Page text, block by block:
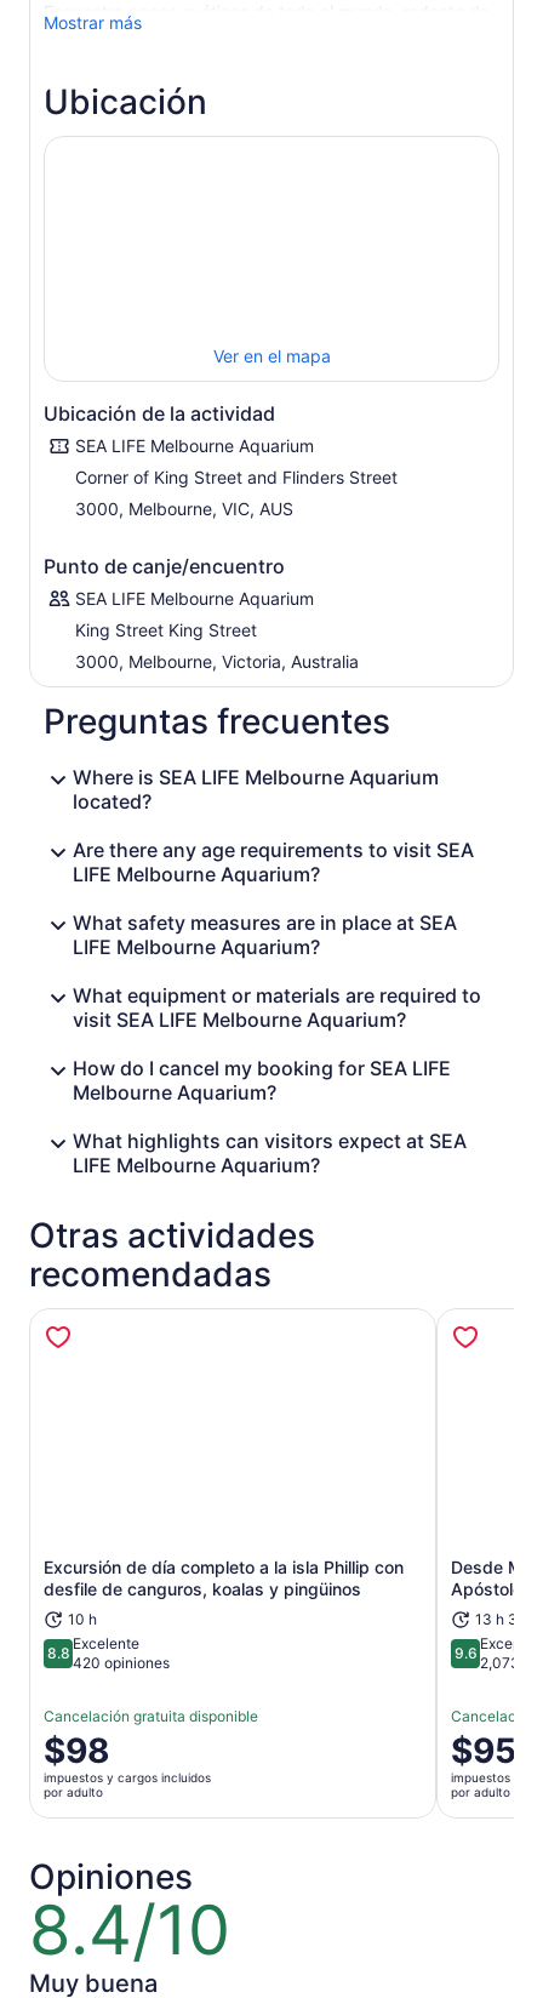
Encuentra peces exóticos de todo el mundo, rodeate de
enormes tiburones y mantarrayas, y pasea por las
pingüinos rey y los graciosos papúa.
Descubra un enorme cocodrilo de agua salada de 5,5
metros, conozca tortugas de todas las formas y tamaños
Lab para comprender el ciclo de vida de las medusas y
observa a expertos mientras trabajan.
El Oceanario de 2.2 millones de litros es el hogar de las
más emocionantes criaturas marinas. El extenso entorno
te lleva a un viaje a las asombrosas profundidades del
océano, donde animales increíbles, como peces sierra,
tiburones punta negra, mantarrayas y un enorme tiburón
damisela, se deslizan por este mundo de maravillas
Con increíbles exhibiciones de animales, actividades
inmersivas y presentaciones de expertos guardianes,
SEA LIFE Melbourne seguramente
los océanos.
Mostrar más
Ubicación
Ver en el mapa
Ubicación de la actividad
SEA LIFE Melbourne Aquarium
Corner of King Street and Flinders Street
3000, Melbourne, VIC, AUS
Punto de canje/encuentro
SEA LIFE Melbourne Aquarium
King Street King Street
3000, Melbourne, Victoria, Australia
Preguntas frecuentes
Where is SEA LIFE Melbourne Aquarium
located?
Are there any age requirements to visit SEA
LIFE Melbourne Aquarium?
What safety measures are in place at SEA
LIFE Melbourne Aquarium?
What equipment or materials are required to
visit SEA LIFE Melbourne Aquarium?
How do I cancel my booking for SEA LIFE
Melbourne Aquarium?
What highlights can visitors expect at SEA
LIFE Melbourne Aquarium?
Otras actividades
recomendadas
Excursión de día completo a la isla Phillip con
desfile de canguros, koalas y pingüinos
10 h
8.88.8 de 10
Excelente
420 opiniones
Cancelación gratuita disponible
El
precio
es
de
por
adulto
$98
impuestos y cargos incluidos
por adulto
Se abrirá en una nueva pestaña
Desde
Apóstoles,
13 h 30
9.69.6 de 10
2,073
Cancelación
El
precio
es
de
$95
impuestos y
por adulto
Opiniones
8.4/10
8.4
de
10
Muy buena